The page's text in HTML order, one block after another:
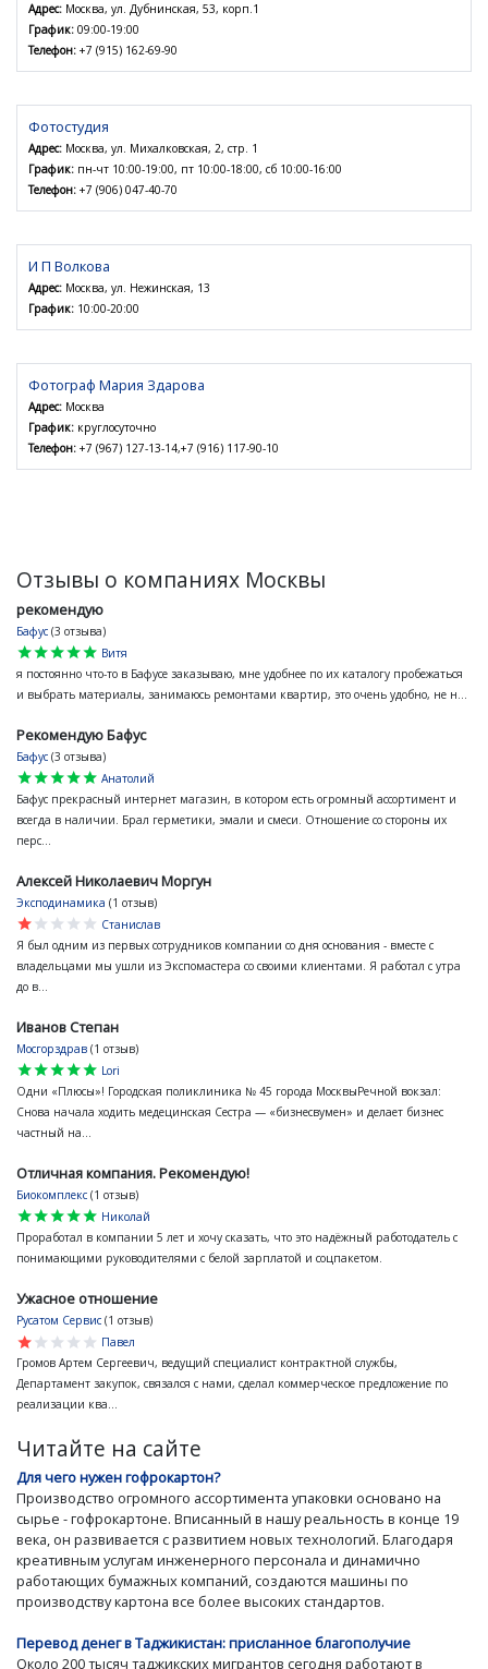
Адрес: Москва, ул. Дубнинская, 53, корп.1
График: 09:00-19:00
Телефон: +7 (915) 162-69-90
Фотостудия
Адрес: Москва, ул. Михалковская, 2, стр. 1
График: пн-чт 10:00-19:00, пт 10:00-18:00, сб 10:00-16:00
Телефон: +7 (906) 047-40-70
И П Волкова
Адрес: Москва, ул. Нежинская, 13
График: 10:00-20:00
Фотограф Мария Здарова
Адрес: Москва
График: круглосуточно
Телефон: +7 (967) 127-13-14,+7 (916) 117-90-10
Отзывы о компаниях Москвы
рекомендую
Бафус (3 отзыва)
star
star
star
star
star
Витя
я постоянно что-то в Бафусе заказываю, мне удобнее по их каталогу пробежаться
и выбрать материалы, занимаюсь ремонтами квартир, это очень удобно, не н...
Рекомендую Бафус
Бафус (3 отзыва)
star
star
star
star
star
Анатолий
Бафус прекрасный интернет магазин, в котором есть огромный ассортимент и
всегда в наличии. Брал герметики, эмали и смеси. Отношение со стороны их
перс...
Алексей Николаевич Моргун
Эксподинамика (1 отзыв)
star
star
star
star
star
Станислав
Я был одним из первых сотрудников компании со дня основания - вместе с
владельцами мы ушли из Экспомастера со своими клиентами. Я работал с утра
до в...
Иванов Степан
Мосгорздрав (1 отзыв)
star
star
star
star
star
Lori
Одни «Плюсы»! Городская поликлиника № 45 города МосквыРечной вокзал:
Снова начала ходить медецинская Сестра — «бизнесвумен» и делает бизнес
частный на...
Отличная компания. Рекомендую!
Биокомплекс (1 отзыв)
star
star
star
star
star
Николай
Проработал в компании 5 лет и хочу сказать, что это надёжный работодатель с
понимающими руководителями с белой зарплатой и соцпакетом.
Ужасное отношение
Русатом Сервис (1 отзыв)
star
star
star
star
star
Павел
Громов Артем Сергеевич, ведущий специалист контрактной службы,
Департамент закупок, связался с нами, сделал коммерческое предложение по
реализации ква...
Читайте на сайте
Для чего нужен гофрокартон?
Производство огромного ассортимента упаковки основано на
сырье - гофрокартоне. Вписанный в нашу реальность в конце 19
века, он развивается с развитием новых технологий. Благодаря
креативным услугам инженерного персонала и динамично
работающих бумажных компаний, создаются машины по
производству картона все более высоких стандартов.
Перевод денег в Таджикистан: присланное благополучие
Около 200 тысяч таджикских мигрантов сегодня работают в